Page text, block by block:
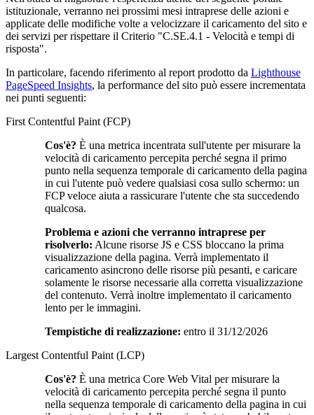
istituzionale, verranno nei prossimi mesi intraprese delle azioni e
applicate delle modifiche volte a velocizzare il caricamento del sito e
dei servizi per rispettare il Criterio "C.SE.4.1 - Velocità e tempi di
risposta".
In particolare, facendo riferimento al report prodotto da Lighthouse
PageSpeed Insights, la performance del sito può essere incrementata
nei punti seguenti:
First Contentful Paint (FCP)
Cos'è? È una metrica incentrata sull'utente per misurare la
velocità di caricamento percepita perché segna il primo
punto nella sequenza temporale di caricamento della pagina
in cui l'utente può vedere qualsiasi cosa sullo schermo: un
FCP veloce aiuta a rassicurare l'utente che sta succedendo
qualcosa.
Problema e azioni che verranno intraprese per
risolverlo: Alcune risorse JS e CSS bloccano la prima
visualizzazione della pagina. Verrà implementato il
caricamento asincrono delle risorse più pesanti, e caricare
solamente le risorse necessarie alla corretta visualizzazione
del contenuto. Verrà inoltre implementato il caricamento
lento per le immagini.
Tempistiche di realizzazione: entro il 31/12/2026
Largest Contentful Paint (LCP)
Cos'è? È una metrica Core Web Vital per misurare la
velocità di caricamento percepita perché segna il punto
nella sequenza temporale di caricamento della pagina in cui